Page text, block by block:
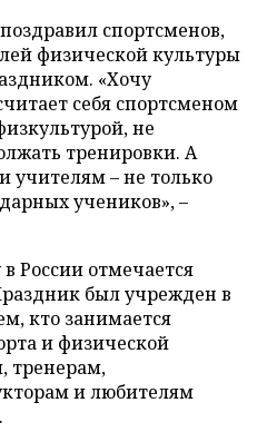
спортсменов,
физической культуры
«Хочу
себя спортсменом
не
тренировки. А
учителям – не только
учеников», –
России отмечается
был учрежден в
кто занимается
и физической
тренерам,
и любителям